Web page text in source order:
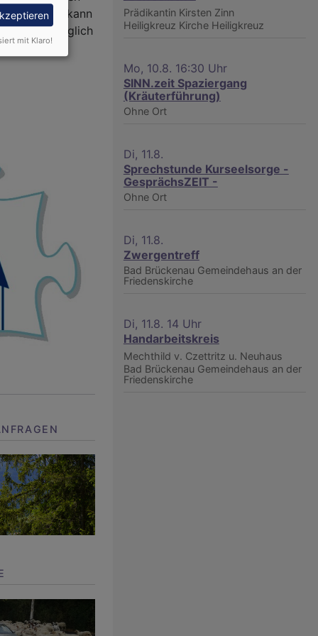
riechen kann
also unmöglich
Prädikantin Kirsten Zinn
Heiligkreuz Kirche Heiligkreuz
Mo, 10.8. 16:30 Uhr
SINN.zeit Spaziergang
(Kräuterführung)
Ohne Ort
Di, 11.8.
Sprechstunde Kurseelsorge -
GesprächsZEIT -
Ohne Ort
Di, 11.8.
Zwergentreff
Bad Brückenau Gemeindehaus an der
Friedenskirche
Di, 11.8. 14 Uhr
Handarbeitskreis
Mechthild v. Czettritz u. Neuhaus
Bad Brückenau Gemeindehaus an der
Friedenskirche
mit Klaro!